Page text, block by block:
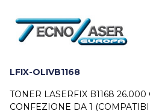
LFIX-OLIVB1168
TONER LASERFIX B1168
CONFEZIONE DA 1